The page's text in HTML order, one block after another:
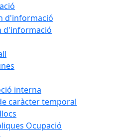
d'informació
d'informació
interna
caràcter temporal
Ocupació